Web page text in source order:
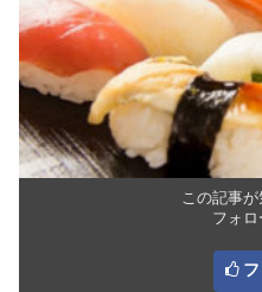
この記事
フォロ